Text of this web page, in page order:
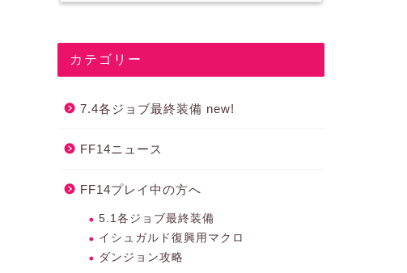
カテゴリー
7.4各ジョブ最終装備 new!
FF14ニュース
FF14プレイ中の方へ
5.1各ジョブ最終装備
イシュガルド復興用マクロ
ダンジョン攻略